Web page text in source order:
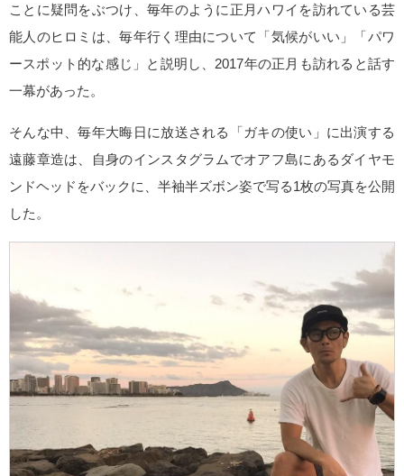
ことに疑問をぶつけ、毎年のように正月ハワイを訪れている芸
能人のヒロミは、毎年行く理由について「気候がいい」「パワ
ースポット的な感じ」と説明し、2017年の正月も訪れると話す
一幕があった。
そんな中、毎年大晦日に放送される「ガキの使い」に出演する
遠藤章造は、自身のインスタグラムでオアフ島にあるダイヤモ
ンドヘッドをバックに、半袖半ズボン姿で写る1枚の写真を公開
した。